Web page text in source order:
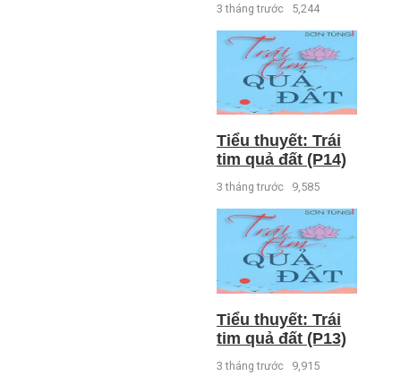
3 tháng trước 5,244
Tiểu thuyết: Trái
tim quả đất (P14)
3 tháng trước 9,585
Tiểu thuyết: Trái
tim quả đất (P13)
3 tháng trước 9,915